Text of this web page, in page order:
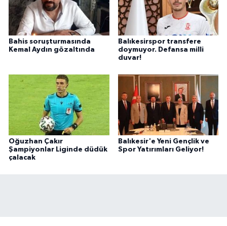
Bahis soruşturmasında
Kemal Aydın gözaltında
Balıkesirspor transfere
doymuyor. Defansa milli
duvar!
Oğuzhan Çakır
Şampiyonlar Liginde düdük
çalacak
Balıkesir'e Yeni Gençlik ve
Spor Yatırımları Geliyor!